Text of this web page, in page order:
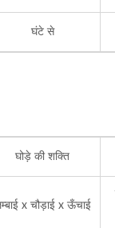
घंटे से
घोड़े की शक्ति
x चौड़ाई x ऊँचाई